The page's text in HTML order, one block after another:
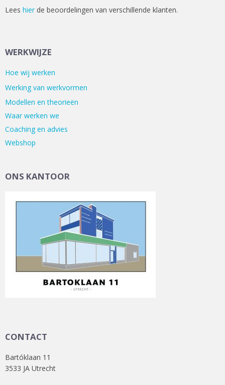
Lees hier de beoordelingen van verschillende klanten.
WERKWIJZE
Hoe wij werken
Werking van werkvormen
Modellen en theorieën
Waar werken we
Coaching en advies
Webshop
ONS KANTOOR
CONTACT
Bartóklaan 11
3533 JA Utrecht